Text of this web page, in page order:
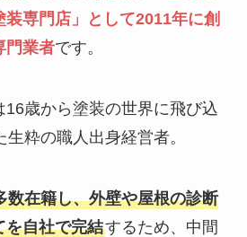
装専門店」として2011年に創
門業者です。
歳から塗装の世界に飛び込
粋の職人出身経営者。
数在籍し、外壁や屋根の診断
を自社で完結するため、中間